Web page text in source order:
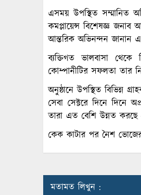
এসময় উপস্থিত সম্মানিত
কমপ্লায়েন্স বিশেষজ্ঞ
আন্তরিক অভিনন্দন জানান
ব্যক্তিগত ভালবাসা
কোম্পানীটির সফলতা তার
অনুষ্ঠানে উপস্থিত বিভিন্ন
সেবা সেক্টরে দিনে দিনে
তারা এত বেশি উন্নত
কেক কাটার পর নৈশ ভোজের
মতামত লিখুন :